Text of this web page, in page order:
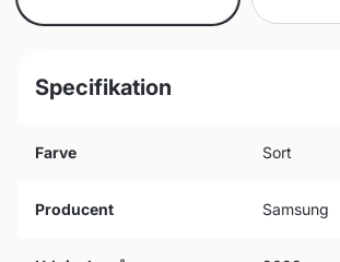
Specifikation
Farve Sort
Producent Samsung